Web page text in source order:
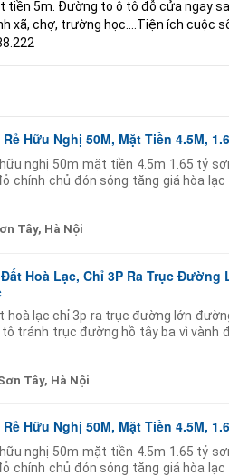
5m. Đường to ô tô đỗ cửa ngay
xã, chợ, trường học....Tiện ích cuộc
Hữu Nghị 50M, Mặt Tiền 4.5M,
nghị 50m mặt tiền 4.5m 1.65 tỷ
chính chủ đón sóng tăng giá hòa
Tây, Hà Nội
Hoà Lạc, Chỉ 3P Ra Trục
hoà lạc chỉ 3p ra trục đường lớn
tránh trục đường hồ tây ba vì vành
Tây, Hà Nội
Hữu Nghị 50M, Mặt Tiền 4.5M,
nghị 50m mặt tiền 4.5m 1.65 tỷ
chính chủ đón sóng tăng giá hòa